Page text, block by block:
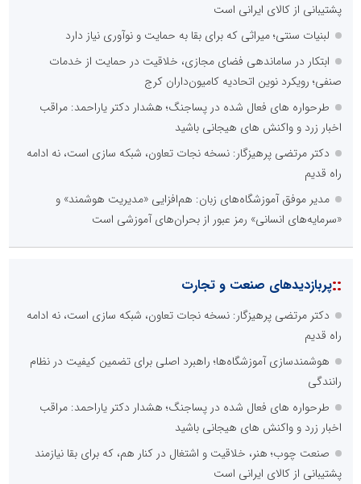
پشتیبانی از کالای ایرانی است
لبنیات سنتی؛ میراثی که برای بقا به حمایت و نوآوری نیاز دارد
ابتکار در ساماندهی فضای مجازی، خلاقیت در حمایت از خدمات
صنفی؛ رویکرد نوین اتحادیه کامیون‌داران کرج
طرحواره های فعال شده در پساجنگ؛ هشدار دکتر یاراحمد: مراقب
اخبار زرد و واکنش های هیجانی باشید
دکتر مرتضی پرهیزگار: نسخه نجات تعاون، شبکه سازی است، نه ادامه
راه قدیم
مدیر موفق آموزشگاه‌های زبان: هم‌افزایی «مدیریت هوشمند» و
«سرمایه‌های انسانی» رمز عبور از بحران‌های آموزشی است
::پربازدیدهای صنعت و تجارت
دکتر مرتضی پرهیزگار: نسخه نجات تعاون، شبکه سازی است، نه ادامه
راه قدیم
هوشمندسازی آموزشگاه‌ها؛ راهبرد اصلی برای تضمین کیفیت در نظام
رانندگی
طرحواره های فعال شده در پساجنگ؛ هشدار دکتر یاراحمد: مراقب
اخبار زرد و واکنش های هیجانی باشید
صنعت چوب؛ هنر، خلاقیت و اشتغال در کنار هم، که برای بقا نیازمند
پشتیبانی از کالای ایرانی است